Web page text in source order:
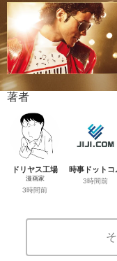
著者
ドリヤス工場
漫画家
3時間前
時事ドットコ
3時間前